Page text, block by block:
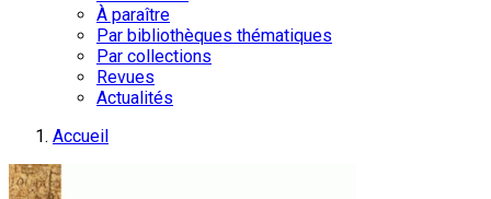
À paraître
Par bibliothèques thématiques
Par collections
Revues
Actualités
Accueil